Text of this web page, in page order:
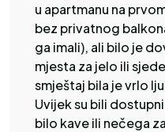
u apartmanu na
bez privatnog
ga imali), ali bilo je
mjesta za jelo ili
smještaj bila je vrlo
Uvijek su bili
bilo kave ili nečega